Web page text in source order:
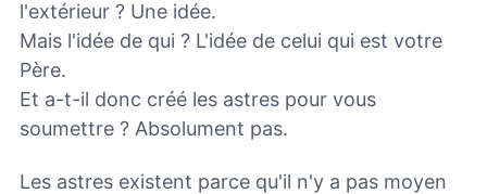
l'extérieur ? Une idée.
Mais l'idée de qui ? L'idée de celui qui est votre
Père.
Et a-t-il donc créé les astres pour vous
soumettre ? Absolument pas.
Les astres existent parce qu'il n'y a pas moyen